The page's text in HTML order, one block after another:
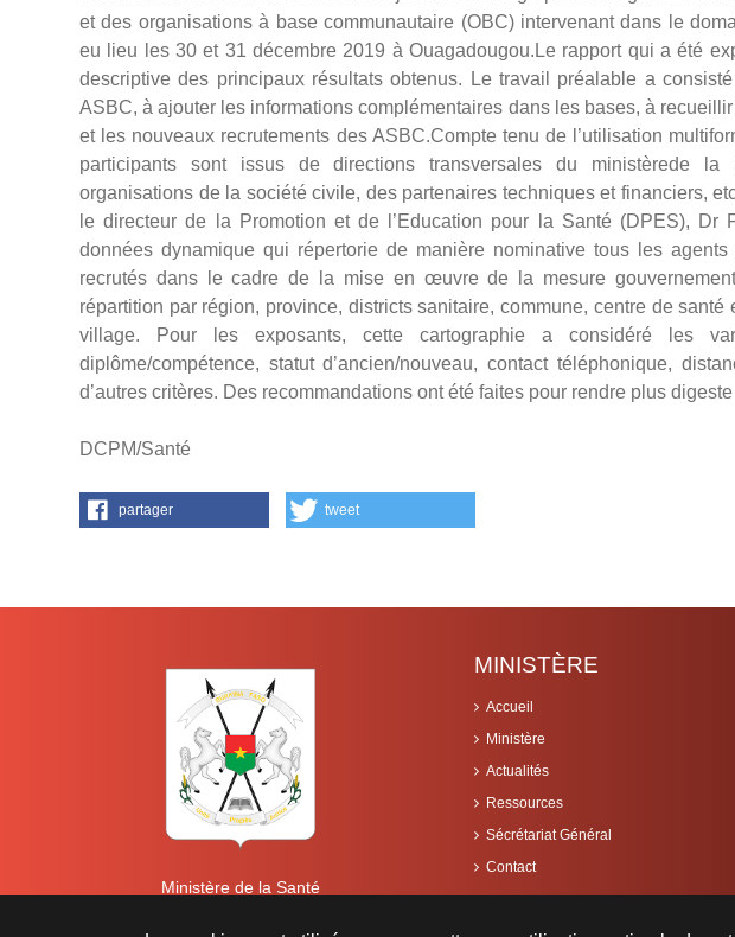
et des organisations à base communautaire (OBC) intervenant dans le
eu lieu les 30 et 31 décembre 2019 à Ouagadougou.Le rapport qui a été
descriptive des principaux résultats obtenus. Le travail préalable a
ASBC, à ajouter les informations complémentaires dans les bases, à
et les nouveaux recrutements des ASBC.Compte tenu de l’utilisation
participants sont issus de directions transversales du ministèrede la
organisations de la société civile, des partenaires techniques et financiers,
le directeur de la Promotion et de l’Education pour la Santé (DPES), Dr
données dynamique qui répertorie de manière nominative tous les
recrutés dans le cadre de la mise en œuvre de la mesure
répartition par région, province, districts sanitaire, commune, centre de
village. Pour les exposants, cette cartographie a considéré les
diplôme/compétence, statut d’ancien/nouveau, contact téléphonique,
d’autres critères. Des recommandations ont été faites pour rendre plus
DCPM/Santé
partager tweet
Ministère de la Santé
MINISTÈRE
Accueil
Ministère
Actualités
Ressources
Sécrétariat Général
Contact